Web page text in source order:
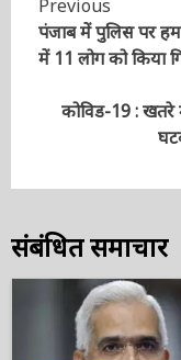
Continue
Reading
Previous
पंजाब में पुलिस पर
मामले में 11 लोग को
कोविड-19 : खतरे
संबंधित समाचार